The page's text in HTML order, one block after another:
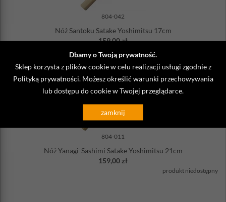
Dbamy o Twoją prywatność.
Sklep korzysta z plików cookie w celu realizacji usługi zgodnie z
Polityką prywatności. Możesz określić warunki przechowywania
lub dostępu do cookie w Twojej przeglądarce.
zamknij
804-042
Nóż Santoku Satake Yoshimitsu 17cm
159,00 zł
804-011
Nóż Yanagi-Sashimi Satake Yoshimitsu 21cm
159,00 zł
produkt niedostępny